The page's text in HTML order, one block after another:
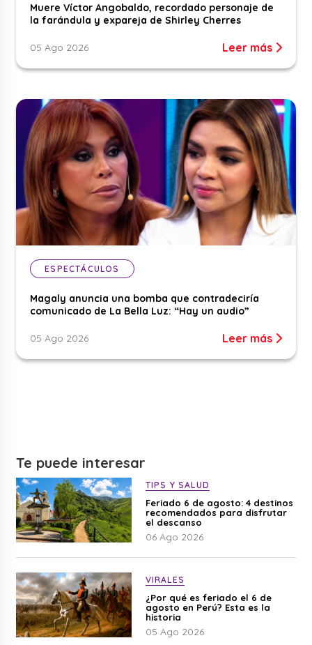
Muere Víctor Angobaldo, recordado personaje de
la farándula y expareja de Shirley Cherres
05 Ago 2026 Leer más
ESPECTÁCULOS
Magaly anuncia una bomba que contradeciría
comunicado de La Bella Luz: “Hay un audio”
05 Ago 2026 Leer más
Te puede interesar
TIPS Y SALUD
Feriado 6 de agosto: 4 destinos
recomendados para disfrutar
el descanso
06 Ago 2026
VIRALES
¿Por qué es feriado el 6 de
agosto en Perú? Esta es la
historia
05 Ago 2026